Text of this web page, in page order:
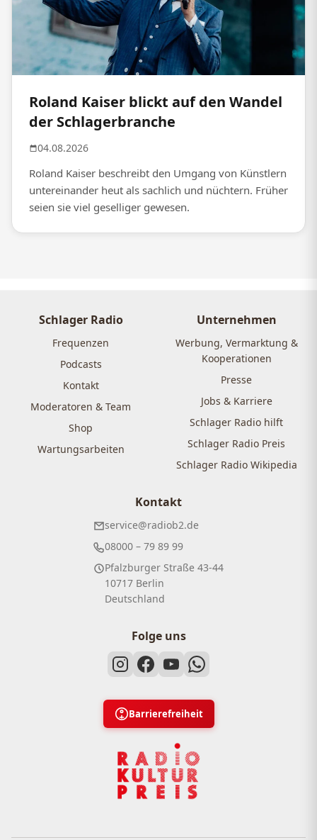
Roland Kaiser blickt auf den Wandel
der Schlagerbranche
04.08.2026
Roland Kaiser beschreibt den Umgang von Künstlern
untereinander heut als sachlich und nüchtern. Früher
seien sie viel geselliger gewesen.
Schlager Radio
Frequenzen
Podcasts
Kontakt
Moderatoren & Team
Shop
Wartungsarbeiten
Unternehmen
Werbung, Vermarktung &
Kooperationen
Presse
Jobs & Karriere
Schlager Radio hilft
Schlager Radio Preis
Schlager Radio Wikipedia
Kontakt
service@radiob2.de
08000 – 79 89 99
Pfalzburger Straße 43-44
10717 Berlin
Deutschland
Folge uns
Barrierefreiheit